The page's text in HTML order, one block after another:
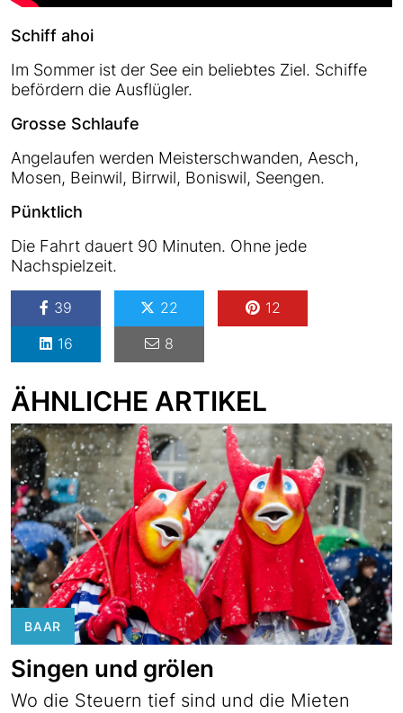
Schiff ahoi
Im Sommer ist der See ein beliebtes Ziel. Schiffe
befördern die Ausflügler.
Grosse Schlaufe
Angelaufen werden Meisterschwanden, Aesch,
Mosen, Beinwil, Birrwil, Boniswil, Seengen.
Pünktlich
Die Fahrt dauert 90 Minuten. Ohne jede
Nachspielzeit.
39 22
12
16
8
ÄHNLICHE ARTIKEL
BAAR
Singen und grölen
Wo die Steuern tief sind und die Mieten